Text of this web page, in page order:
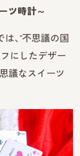
ツ時計～
、“不思議の国
にしたデザー
議なスイーツ